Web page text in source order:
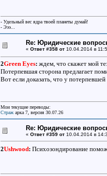
- Удельный вес ядра твоей планеты думай!
- Эээ...
Re: Юридические
« Ответ #358 от10.04.2014 в
2Green Eyes: ждем, что скажет мой
Потерпевшая сторона предлагает
Вот если доказать, что у
Мои текущие переводы:
Стражарка 7, версия 30.07.26
Re: Юридические
« Ответ #359 от10.04.2014 в
2Ushwood: Психозондирование